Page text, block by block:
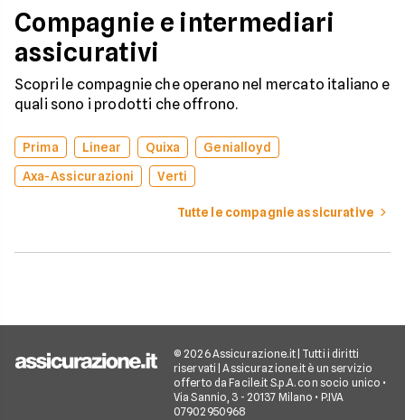
Compagnie e intermediari
assicurativi
Scopri le compagnie che operano nel mercato italiano e
quali sono i prodotti che offrono.
Prima Linear Quixa
Genialloyd
Axa-Assicurazioni
Verti
Tutte le compagnie assicurative
© 2026 Assicurazione.it | Tutti i diritti
riservati | Assicurazione.it è un servizio
offerto da Facile.it S.p.A. con socio unico •
Via Sannio, 3 - 20137 Milano • P.IVA
07902950968